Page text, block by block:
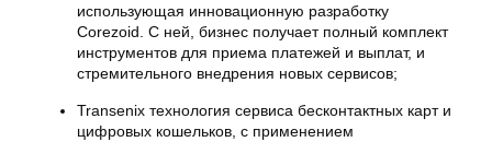
использующая инновационную разработку
Corezoid. С ней, бизнес получает полный комплект
инструментов для приема платежей и выплат, и
стремительного внедрения новых сервисов;
Transenix технология сервиса бесконтактных карт и
цифровых кошельков, с применением